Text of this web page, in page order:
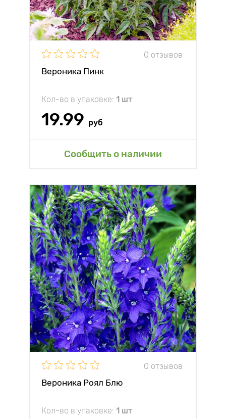
0 отзывов
Вероника Пинк
Кол-во в упаковке: 1 шт
19.99 руб
Сообщить о наличии
0 отзывов
Вероника Роял Блю
Кол-во в упаковке: 1 шт